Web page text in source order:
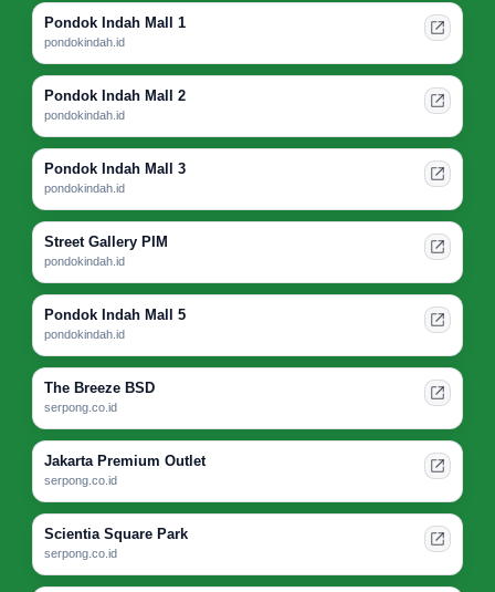
Pondok Indah Mall 1
pondokindah.id
Pondok Indah Mall 2
pondokindah.id
Pondok Indah Mall 3
pondokindah.id
Street Gallery PIM
pondokindah.id
Pondok Indah Mall 5
pondokindah.id
The Breeze BSD
serpong.co.id
Jakarta Premium Outlet
serpong.co.id
Scientia Square Park
serpong.co.id